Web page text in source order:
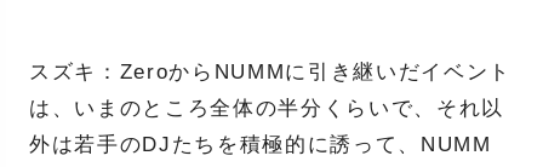
スズキ：ZeroからNUMMに引き継いだイベント
は、いまのところ全体の半分くらいで、それ以
外は若手のDJたちを積極的に誘って、NUMM